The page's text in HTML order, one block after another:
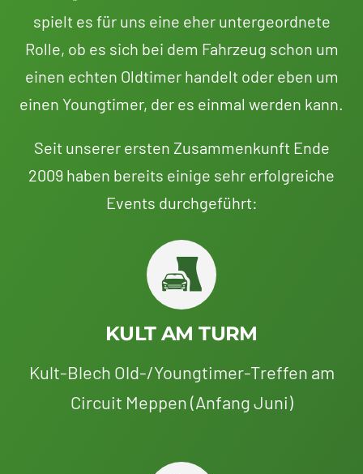
spielt es für uns eine eher untergeordnete
Rolle, ob es sich bei dem Fahrzeug schon um
einen echten Oldtimer handelt oder eben um
einen Youngtimer, der es einmal werden kann.
Seit unserer ersten Zusammenkunft Ende
2009 haben bereits einige sehr erfolgreiche
Events durchgeführt:
KULT AM TURM
Kult-Blech Old-/Youngtimer-Treffen am
Circuit Meppen (Anfang Juni)